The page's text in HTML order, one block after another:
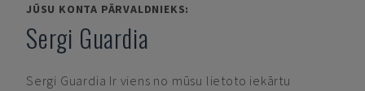
JŪSU KONTA PĀRVALDNIEKS:
Sergi Guardia
Sergi Guardia Ir viens no mūsu lietoto iekārtu